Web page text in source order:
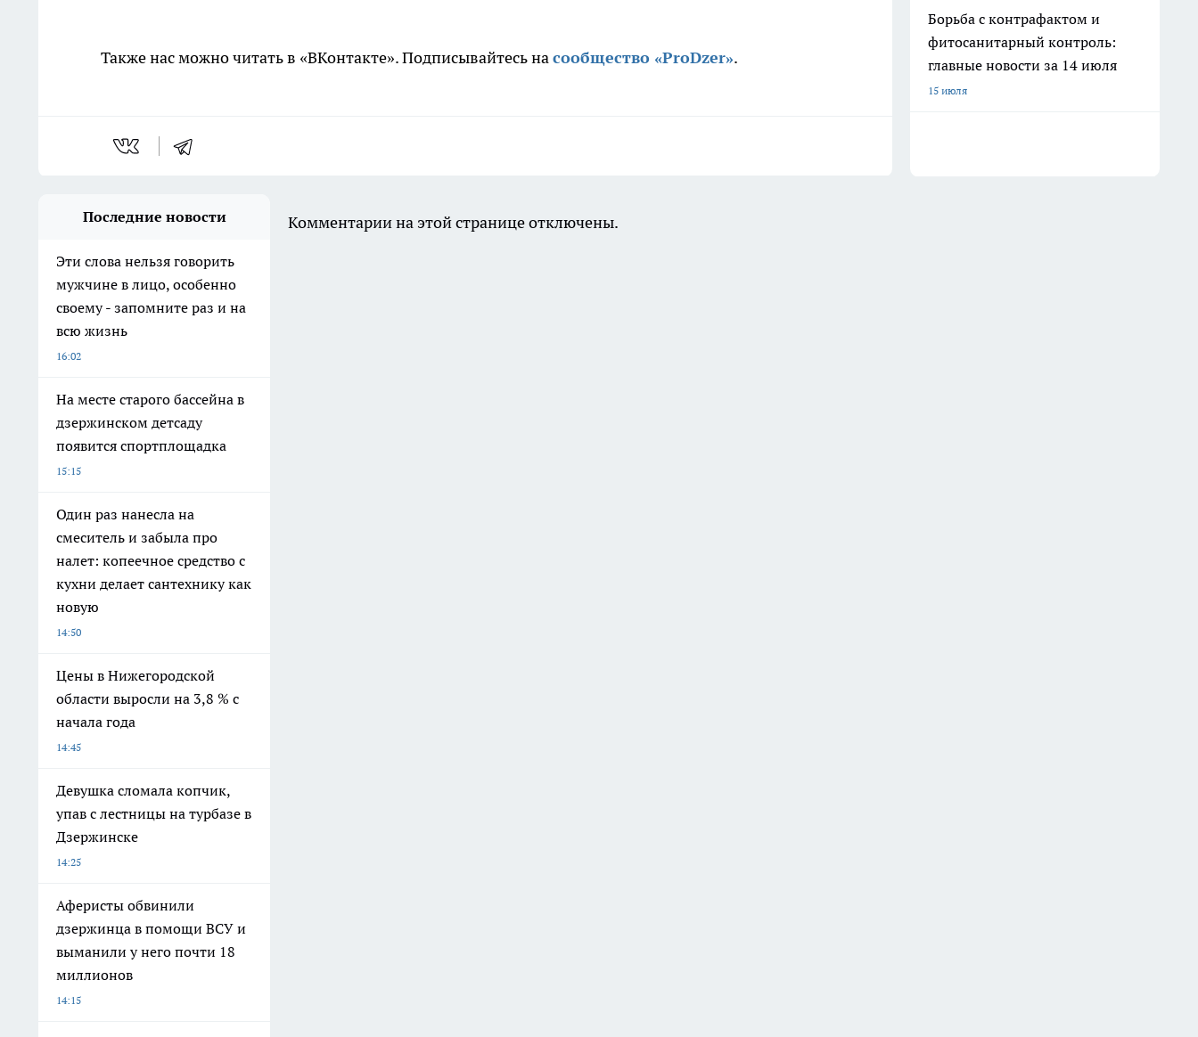
Также нас можно читать в «ВКонтакте». Подписывайтесь насообщество «ProDzer».
Борьба с контрафактом и
фитосанитарный контроль:
главные новости за 14 июля
15 июля
Последние новости
Эти слова нельзя говорить
мужчине в лицо, особенно
своему - запомните раз и на
всю жизнь
16:02
На месте старого бассейна в
дзержинском детсаду
появится спортплощадка
15:15
Один раз нанесла на
смеситель и забыла про
налет: копеечное средство с
кухни делает сантехнику как
новую
14:50
Цены в Нижегородской
области выросли на 3,8 % с
начала года
14:45
Девушка сломала копчик,
упав с лестницы на турбазе в
Дзержинске
14:25
Аферисты обвинили
дзержинца в помощи ВСУ и
выманили у него почти 18
миллионов
14:15
Комментарии на этой странице отключены.